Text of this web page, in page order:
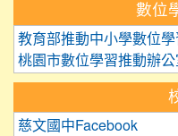
數位
教育部推動中小學數位
桃園市數位學習推動辦公
慈文國中Facebook